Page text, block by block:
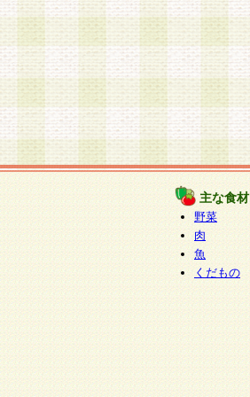
主な食材
野菜
肉
魚
くだもの